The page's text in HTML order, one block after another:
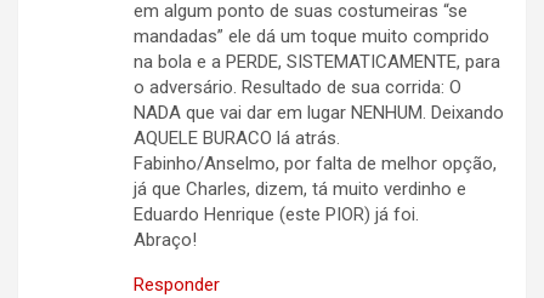
em algum ponto de suas costumeiras “se
mandadas” ele dá um toque muito comprido
na bola e a PERDE, SISTEMATICAMENTE, para
o adversário. Resultado de sua corrida: O
NADA que vai dar em lugar NENHUM. Deixando
AQUELE BURACO lá atrás.
Fabinho/Anselmo, por falta de melhor opção,
já que Charles, dizem, tá muito verdinho e
Eduardo Henrique (este PIOR) já foi.
Abraço!
Responder